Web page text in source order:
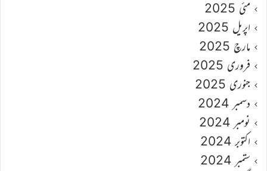
مئی 2025
اپریل 2025
مارچ 2025
فروری 2025
جنوری 2025
دسمبر 2024
نومبر 2024
اکتوبر 2024
ستمبر 2024